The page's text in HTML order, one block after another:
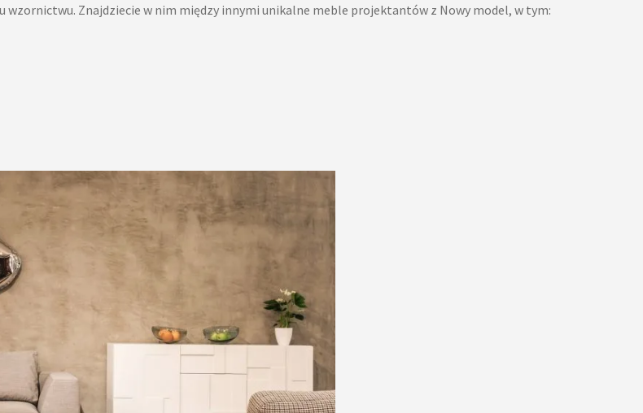
Znajdziecie w nim między innymi unikalne meble projektantów z Nowy model, w tym: